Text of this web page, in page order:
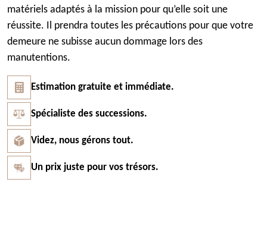
matériels adaptés à la mission pour qu’elle soit une
réussite. Il prendra toutes les précautions pour que votre
demeure ne subisse aucun dommage lors des
manutentions.
Estimation gratuite et immédiate.
Spécialiste des successions.
Videz, nous gérons tout.
Un prix juste pour vos trésors.